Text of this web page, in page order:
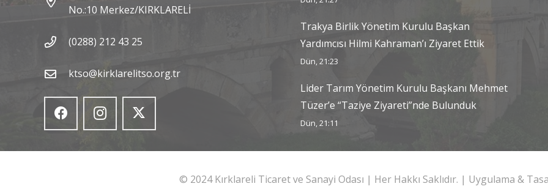
No.:10 Merkez/KIRKLARELİ
(0288) 212 43 25
ktso@kirklarelitso.org.tr
Trakya Birlik Yönetim Kurulu Başkan
Yardımcısı Hilmi Kahraman’ı Ziyaret Ettik
Dün, 21:23
Lider Tarım Yönetim Kurulu Başkanı Mehmet
Tüzer’e “Taziye Ziyareti”nde Bulunduk
Dün, 21:11
© 2024 Kırklareli Ticaret ve Sanayi Odası | Her Hakkı Saklıdır. | Uygulama &